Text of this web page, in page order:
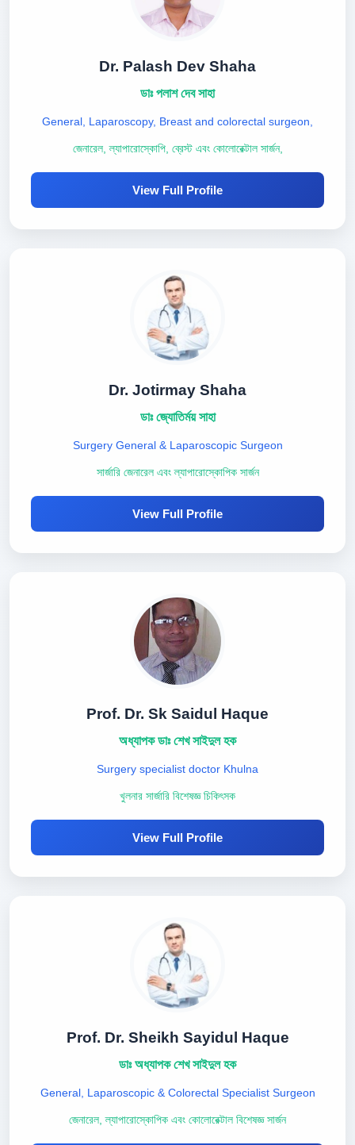
Dr. Palash Dev Shaha
ডাঃ পলাশ দেব সাহা
General, Laparoscopy, Breast and colorectal surgeon,
জেনারেল, ল্যাপারোস্কোপি, ব্রেস্ট এবং কোলোরেক্টাল সার্জন,
View Full Profile
Dr. Jotirmay Shaha
ডাঃ জ্যোতির্ময় সাহা
Surgery General & Laparoscopic Surgeon
সার্জারি জেনারেল এবং ল্যাপারোস্কোপিক সার্জন
View Full Profile
Prof. Dr. Sk Saidul Haque
অধ্যাপক ডাঃ শেখ সাইদুল হক
Surgery specialist doctor Khulna
খুলনার সার্জারি বিশেষজ্ঞ চিকিৎসক
View Full Profile
Prof. Dr. Sheikh Sayidul Haque
ডাঃ অধ্যাপক শেখ সাইদুল হক
General, Laparoscopic & Colorectal Specialist Surgeon
জেনারেল, ল্যাপারোস্কোপিক এবং কোলোরেক্টাল বিশেষজ্ঞ সার্জন